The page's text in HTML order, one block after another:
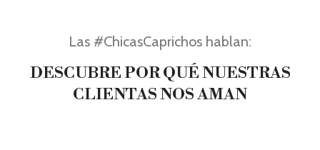
Las #ChicasCaprichos hablan:
DESCUBRE POR QUÉ NUESTRAS
CLIENTAS NOS AMAN